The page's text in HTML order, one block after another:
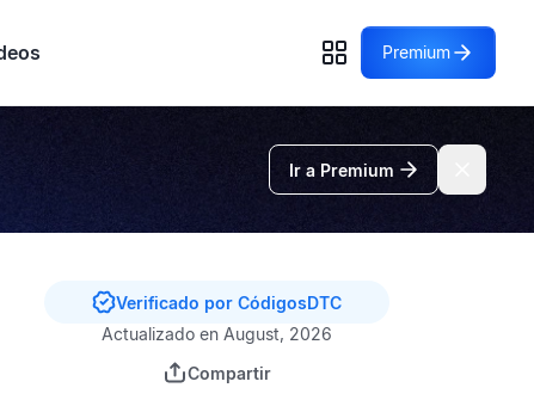
Premium
Ir a Premium
Verificado por CódigosDTC
Actualizado en August, 2026
Compartir